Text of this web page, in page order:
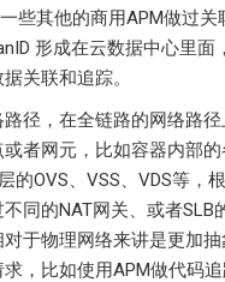
些其他的商用APM做过关
形成在云数据中心里面
关联和追踪。
径，在全链路的网络路
者网元，比如容器内部的
的OVS、VSS、VDS等，
同的NAT网关、或者SLB
于物理网络来讲是更加
，比如使用APM做代码